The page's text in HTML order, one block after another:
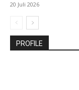
20 Juli 2026
PROFILE